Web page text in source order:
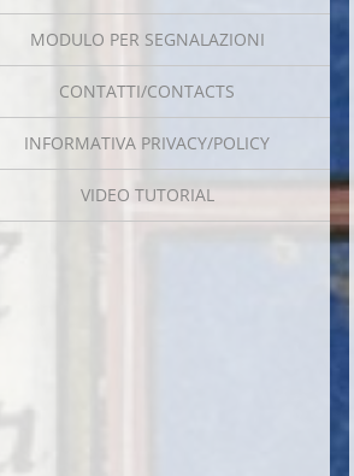
MODULO PER SEGNALAZIONI
CONTATTI/CONTACTS
INFORMATIVA PRIVACY/POLICY
VIDEO TUTORIAL